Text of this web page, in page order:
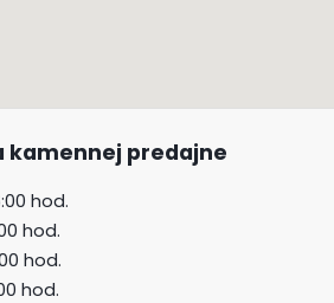
kamennej predajne
hod.
hod.
hod.
hod.